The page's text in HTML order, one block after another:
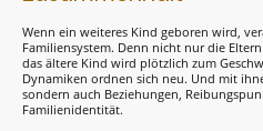
Wenn ein weiteres Kind geboren wird,
Familiensystem. Denn nicht nur die
das ältere Kind wird plötzlich zum
Dynamiken ordnen sich neu. Und mit
sondern auch Beziehungen,
Familienidentität.